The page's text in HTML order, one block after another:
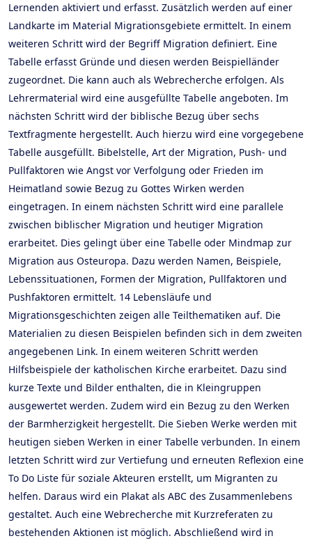
Lernenden aktiviert und erfasst. Zusätzlich werden auf einer
Landkarte im Material Migrationsgebiete ermittelt. In einem
weiteren Schritt wird der Begriff Migration definiert. Eine
Tabelle erfasst Gründe und diesen werden Beispielländer
zugeordnet. Die kann auch als Webrecherche erfolgen. Als
Lehrermaterial wird eine ausgefüllte Tabelle angeboten. Im
nächsten Schritt wird der biblische Bezug über sechs
Textfragmente hergestellt. Auch hierzu wird eine vorgegebene
Tabelle ausgefüllt. Bibelstelle, Art der Migration, Push- und
Pullfaktoren wie Angst vor Verfolgung oder Frieden im
Heimatland sowie Bezug zu Gottes Wirken werden
eingetragen. In einem nächsten Schritt wird eine parallele
zwischen biblischer Migration und heutiger Migration
erarbeitet. Dies gelingt über eine Tabelle oder Mindmap zur
Migration aus Osteuropa. Dazu werden Namen, Beispiele,
Lebenssituationen, Formen der Migration, Pullfaktoren und
Pushfaktoren ermittelt. 14 Lebensläufe und
Migrationsgeschichten zeigen alle Teilthematiken auf. Die
Materialien zu diesen Beispielen befinden sich in dem zweiten
angegebenen Link. In einem weiteren Schritt werden
Hilfsbeispiele der katholischen Kirche erarbeitet. Dazu sind
kurze Texte und Bilder enthalten, die in Kleingruppen
ausgewertet werden. Zudem wird ein Bezug zu den Werken
der Barmherzigkeit hergestellt. Die Sieben Werke werden mit
heutigen sieben Werken in einer Tabelle verbunden. In einem
letzten Schritt wird zur Vertiefung und erneuten Reflexion eine
To Do Liste für soziale Akteuren erstellt, um Migranten zu
helfen. Daraus wird ein Plakat als ABC des Zusammenlebens
gestaltet. Auch eine Webrecherche mit Kurzreferaten zu
bestehenden Aktionen ist möglich. Abschließend wird in